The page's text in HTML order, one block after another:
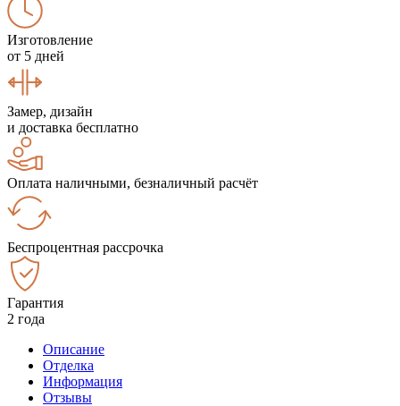
Изготовление
от 5 дней
Замер, дизайн
и доставка бесплатно
Оплата наличными, безналичный расчёт
Беспроцентная рассрочка
Гарантия
2 года
Описание
Отделка
Информация
Отзывы